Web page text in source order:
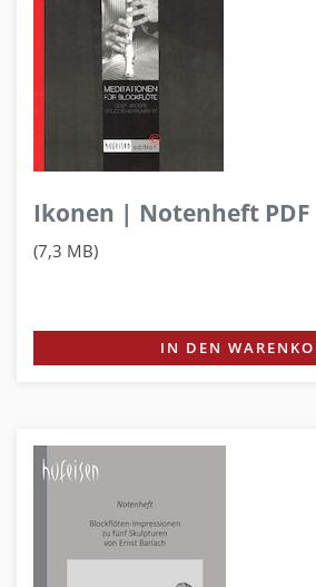
Ikonen | Notenheft
(7,3 MB)
IN DEN